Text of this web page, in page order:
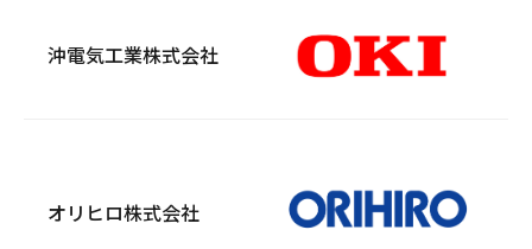
沖電気工業株式会社
オリヒロ株式会社